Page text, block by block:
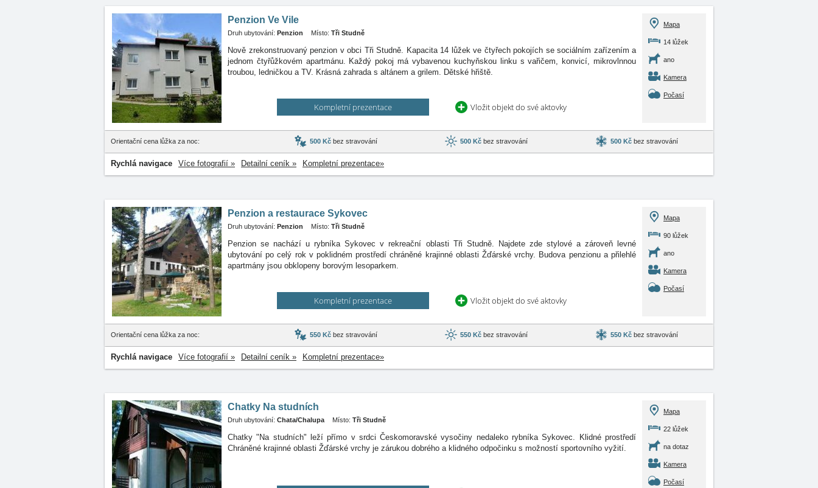
Penzion Ve Vile
Druh ubytování: Penzion Místo: Tři Studně
Nově zrekonstruovaný penzion v obci Tři Studně. Kapacita 14 lůžek ve čtyřech pokojích se sociálním zařízením a
jednom čtyřůžkovém apartmánu. Každý pokoj má vybavenou kuchyňskou linku s vařičem, konvicí, mikrovlnnou
troubou, ledničkou a TV. Krásná zahrada s altánem a grilem. Dětské hřiště.
Kompletní prezentace Vložit objekt do své aktovky
Mapa
14 lůžek
ano
Kamera
Počasí
Orientační cena lůžka za noc: 500 Kčbez stravování 500 Kčbez stravování 500 Kčbez stravování
Rychlá navigace Více fotografií » Detailní ceník » Kompletní prezentace»
Penzion a restaurace Sykovec
Druh ubytování: Penzion Místo: Tři Studně
Penzion se nachází u rybníka Sykovec v rekreační oblasti Tři Studně. Najdete zde stylové a zároveň levné
ubytovánípo celý rok v poklidném prostředí chráněné krajinné oblasti Žďárské vrchy. Budova penzionu a přilehlé
apartmány jsou obklopeny borovým lesoparkem.
Kompletní prezentace Vložit objekt do své aktovky
Mapa
90 lůžek
ano
Kamera
Počasí
Orientační cena lůžka za noc: 550 Kčbez stravování 550 Kčbez stravování 550 Kčbez stravování
Rychlá navigace Více fotografií » Detailní ceník » Kompletní prezentace»
Chatky Na studních
Druh ubytování: Chata/Chalupa Místo: Tři Studně
Chatky "Na studních" leží přímo v srdci Českomoravské vysočiny nedaleko rybníka Sykovec. Klidné prostředí
Chráněné krajinné oblasti Žďárské vrchy je zárukou dobrého a klidného odpočinku s možností sportovního vyžití.
Mapa
22 lůžek
na dotaz
Kamera
Počasí